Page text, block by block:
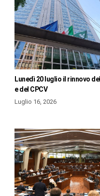
Lunedì 20 luglio il rinnovo
e del CPCV
Luglio 16, 2026